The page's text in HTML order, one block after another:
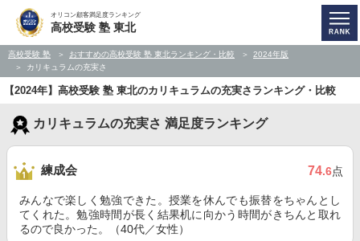
オリコン顧客満足度ランキング
高校受験 塾 東北
高校受験 塾 おすすめの高校受験 塾 東北ランキング・比較
2024年版
カリキュラムの充実さ
【2024年】高校受験 塾 東北のカリキュラムの充実さランキング・比較
カリキュラムの充実さ 満足度ランキング
練成会 74.6点
みんなで楽しく勉強できた。授業を休んでも振替をちゃんとし
てくれた。勉強時間が長く結果机に向かう時間がきちんと取れ
るので良かった。（40代／女性）